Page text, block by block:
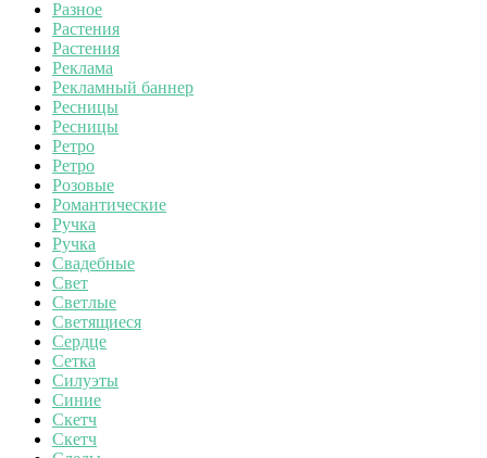
Разное
Растения
Растения
Реклама
Рекламный баннер
Ресницы
Ресницы
Ретро
Ретро
Розовые
Романтические
Ручка
Ручка
Свадебные
Свет
Светлые
Светящиеся
Сердце
Сетка
Силуэты
Синие
Скетч
Скетч